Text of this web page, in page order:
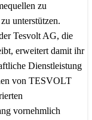
zu
unterstützen.
Tesvolt AG, die
erweitert damit ihr
Dienstleistung
von TESVOLT
vornehmlich